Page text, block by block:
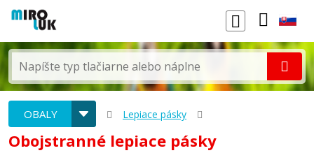
OBALY Lepiace pásky
Obojstranné lepiace pásky